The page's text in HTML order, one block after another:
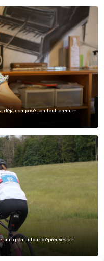
déjà composé son tout premier
région autour d'épreuves de